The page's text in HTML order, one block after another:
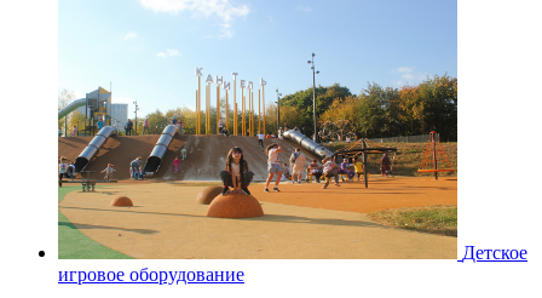
Детское
игровое оборудование